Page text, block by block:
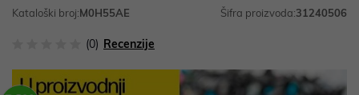
Kataloški broj:M0H55AE Šifra proizvoda:31240506
(0) Recenzije